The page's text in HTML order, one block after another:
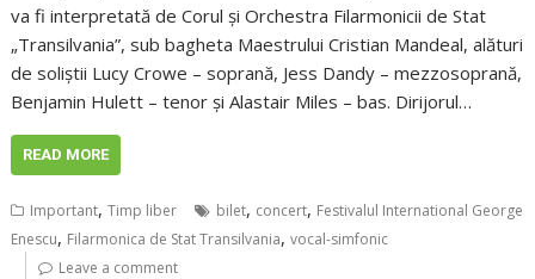
va fi interpretată de Corul și Orchestra Filarmonicii de Stat
„Transilvania”, sub bagheta Maestrului Cristian Mandeal, alături
de soliștii Lucy Crowe – soprană, Jess Dandy – mezzosoprană,
Benjamin Hulett – tenor și Alastair Miles – bas. Dirijorul…
READ MORE
Important,Timp liber bilet, concert, Festivalul International George
Enescu, Filarmonica de Stat Transilvania,vocal-simfonic
Leave a comment